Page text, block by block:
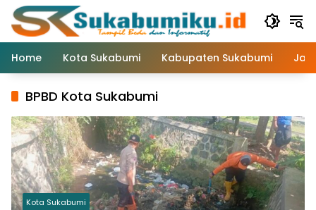
Langsung
konten
Home
Kota Sukabumi Kabupaten Sukabumi
BPBD Kota Sukabumi
Kota Sukabumi